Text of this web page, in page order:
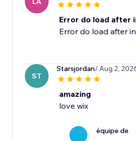
Error do load after
Error do load after
ST
Starsjordan/ Aug 2,
amazing
love wix
équipe de